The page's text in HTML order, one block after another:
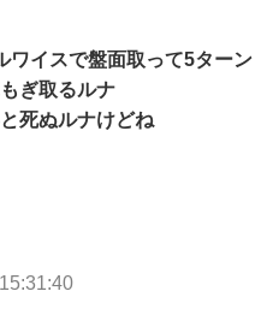
ワイスで盤面取って5ターン
ぎ取るルナ
死ぬルナけどね